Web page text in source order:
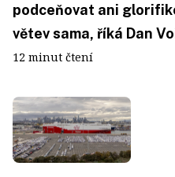
podceňovat ani
větev sama, říká Dan
12 minut čtení